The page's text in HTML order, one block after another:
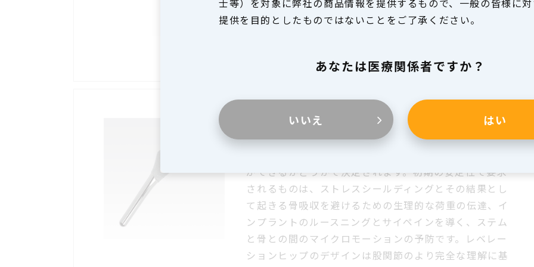
Revelation Hip System
ができるかどうかで決定されます。初期の安定性で要求
されるものは、ストレスシールディングとその結果とし
て起きる骨吸収を避けるための生理的な荷重の伝達、イ
ンプラントのルースニングとサイペインを導く、ステム
と骨との間のマイクロモーションの予防です。レベレー
ションヒップのデザインは股関節のより完全な理解に基
士等）を対象に弊社の商品情報を提供するもので、一般の皆様に
提供を目的としたものではないことをご了承ください。
あなたは医療関係者ですか？
いいえ はい